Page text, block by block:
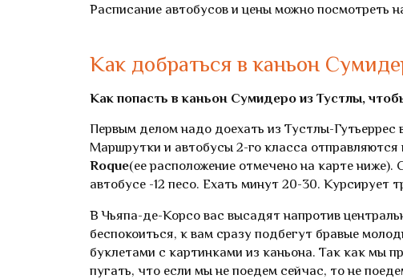
Расписание автобусов и цены можно посмотреть
Как добраться в каньон
Как попасть в каньон Сумидеро из Тустлы,
Первым делом надо доехать из Тустлы-
Маршрутки и автобусы 2-го класса отправляются
Roque(ее расположение отмечено на карте
автобусе -12 песо. Ехать минут 20-30. Курсирует
В Чьяпа-де-Корсо вас высадят напротив
беспокоиться, к вам сразу подбегут бравые
буклетами с картинками из каньона. Так как мы
пугать, что если мы не поедем сейчас, то не